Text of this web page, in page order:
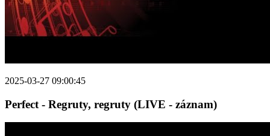
2025-03-27 09:00:45
Perfect - Regruty, regruty (LIVE - záznam)